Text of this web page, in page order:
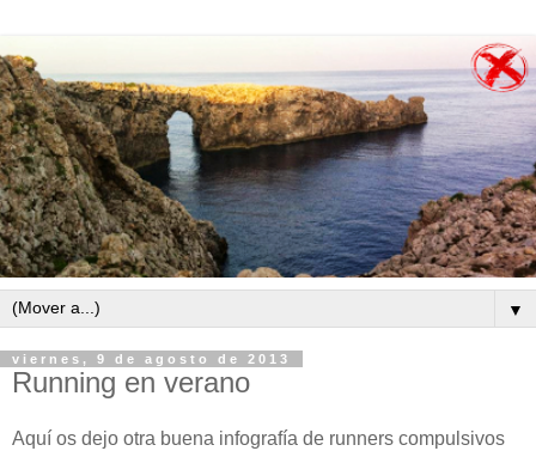
▼
viernes, 9 de agosto de 2013
Running en verano
Aquí os dejo otra buena infografía de runners compulsivos